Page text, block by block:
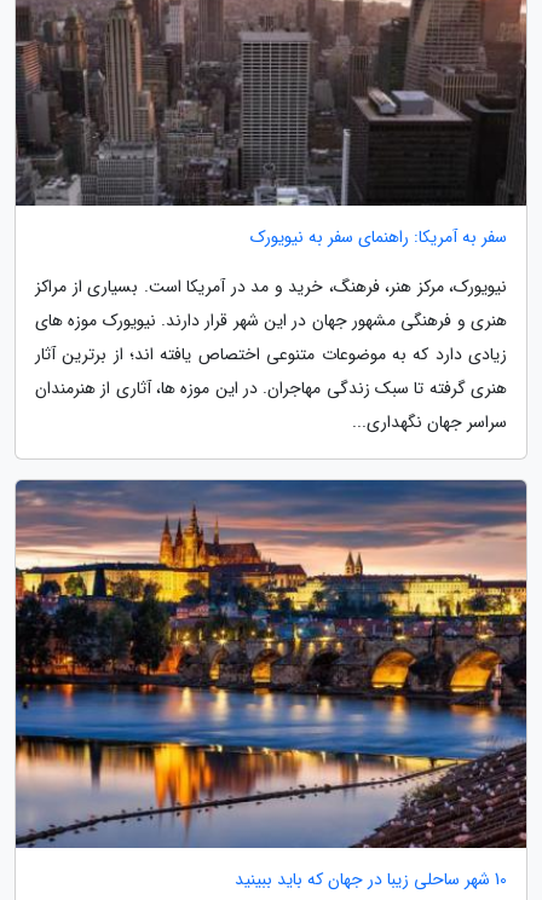
سفر به آمریکا: راهنمای سفر به نیویورک
نیویورک، مرکز هنر، فرهنگ، خرید و مد در آمریکا است. بسیاری از مراکز
هنری و فرهنگی مشهور جهان در این شهر قرار دارند. نیویورک موزه های
زیادی دارد که به موضوعات متنوعی اختصاص یافته اند؛ از برترین آثار
هنری گرفته تا سبک زندگی مهاجران. در این موزه ها، آثاری از هنرمندان
سراسر جهان نگهداری...
10 شهر ساحلی زیبا در جهان که باید ببینید